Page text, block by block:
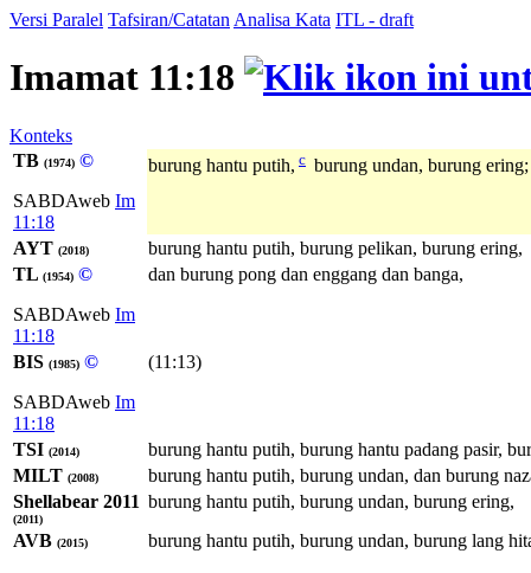
Versi Paralel Tafsiran/Catatan Analisa Kata ITL - draft
Imamat 11:18
Konteks
TB (1974) ©
SABDAweb Im
11:18
burung hantu putih, c burung undan, burung ering;
AYT (2018)
burung hantu putih, burung pelikan, burung ering,
TL (1954) ©
SABDAweb Im
11:18
dan burung pong dan enggang dan banga,
BIS (1985) ©
SABDAweb Im
11:18
(11:13)
TSI (2014)
burung hantu putih, burung hantu padang pasir,
MILT (2008)
burung hantu putih, burung undan, dan burung
Shellabear 2011
(2011)
burung hantu putih, burung undan, burung ering,
AVB (2015) burung hantu putih, burung undan, burung lang